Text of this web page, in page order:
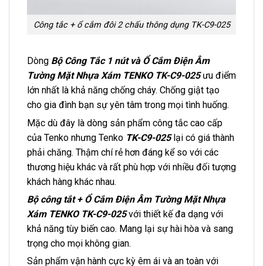
Công tắc + ổ cắm đôi 2 chấu thông dụng TK-C9-025
Dòng Bộ Công Tắc 1 nút và Ổ Cắm Điện Âm
Tường Mặt Nhựa Xám TENKO TK-C9-025ưu điểm
lớn nhất là khả năng chống cháy. Chống giật tạo
cho gia đình bạn sự yên tâm trong mọi tình huống.
Mặc dù đây là dòng sản phẩm công tắc cao cấp
của Tenko nhưng Tenko TK-C9-025 lại có giá thành
phải chăng. Thậm chí rẻ hơn đáng kể so với các
thương hiệu khác và rất phù hợp với nhiều đối tượng
khách hàng khác nhau.
Bộ công tắt + Ổ Cắm Điện Âm Tường Mặt Nhựa
Xám TENKO TK-C9-025với thiết kế đa dạng với
khả năng tùy biến cao. Mang lại sự hài hòa và sang
trọng cho mọi không gian.
Sản phẩm vận hành cực kỳ êm ái và an toàn với